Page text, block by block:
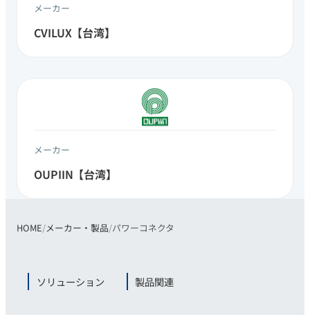
メーカー
CVILUX【台湾】 ​
メーカー
OUPIIN【​台湾​】
HOME メーカー・製品 パワーコネクタ
ソリューション 製品関連